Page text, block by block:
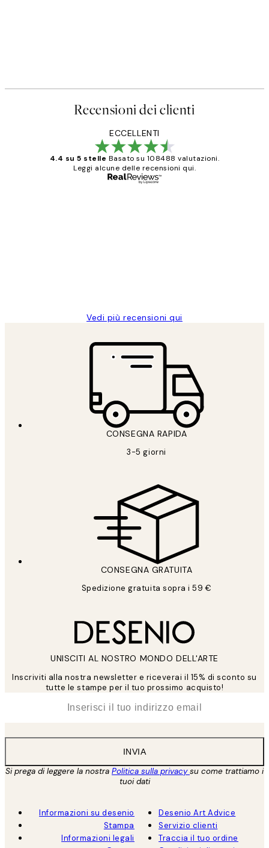
Recensioni dei clienti
ECCELLENTI
4.4 su 5 stelle Basato su 108488 valutazioni.
Leggi alcune delle recensioni qui.
Vedi più recensioni qui
CONSEGNA RAPIDA
3-5 giorni
CONSEGNA GRATUITA
Spedizione gratuita sopra i 59 €
UNISCITI AL NOSTRO MONDO DELL'ARTE
Inscriviti alla nostra newsletter e riceverai il 15% di sconto su
tutte le stampe per il tuo prossimo acquisto!
INVIA
Si prega di leggere la nostra Politica sulla privacysu come trattiamo i
tuoi dati
Informazioni su desenio
Stampa
Informazioni legali
Desenio Art Advice
Servizio clienti
Traccia il tuo ordine